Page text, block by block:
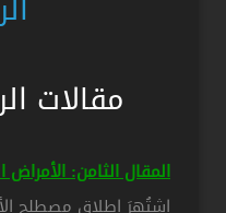
مقالات
المقال الثامن: الأمراض
اشتُهِرَ إطلاق مصطلح